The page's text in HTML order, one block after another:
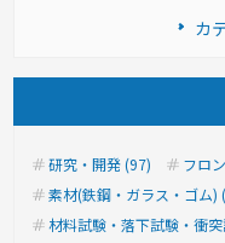
カ
研究・開発 (97)
フロ
素材(鉄鋼・ガラス・ゴム)
材料試験・落下試験・衝